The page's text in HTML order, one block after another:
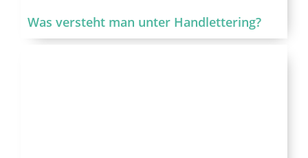
Was versteht man unter Handlettering?